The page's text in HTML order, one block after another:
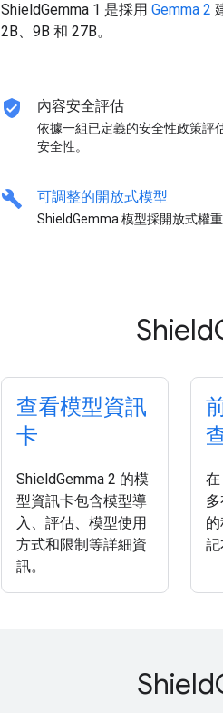
ShieldGemma 1 是採用 Gemma 2
2B、9B 和 27B。
verified_user 內容安全評估
依據一組已定義的安全性政策評
安全性。
build 可調整的開放式模型
ShieldGemma 模型採開放式權
Shield
查看模型資訊
卡
ShieldGemma 2 的模
型資訊卡包含模型導
入、評估、模型使用
方式和限制等詳細資
訊。
記
Shield